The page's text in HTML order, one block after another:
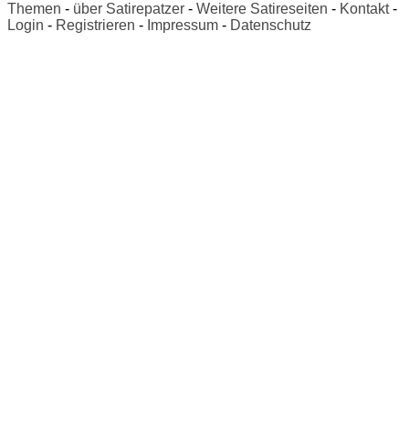
Themen - über Satirepatzer - Weitere Satireseiten - Kontakt-
Login - Registrieren - Impressum - Datenschutz